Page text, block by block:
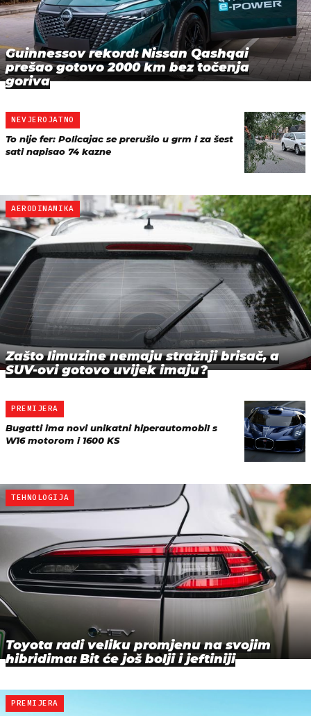
Guinnessov rekord: Nissan Qashqai
prešao gotovo 2000 km bez točenja
goriva
NEVJEROJATNO
To nije fer: Policajac se prerušio u grm i za šest
sati napisao 74 kazne
AERODINAMIKA
Zašto limuzine nemaju stražnji brisač, a
SUV-ovi gotovo uvijek imaju?
PREMIJERA
Bugatti ima novi unikatni hiperautomobil s
W16 motorom i 1600 KS
TEHNOLOGIJA
Toyota radi veliku promjenu na svojim
hibridima: Bit će još bolji i jeftiniji
PREMIJERA